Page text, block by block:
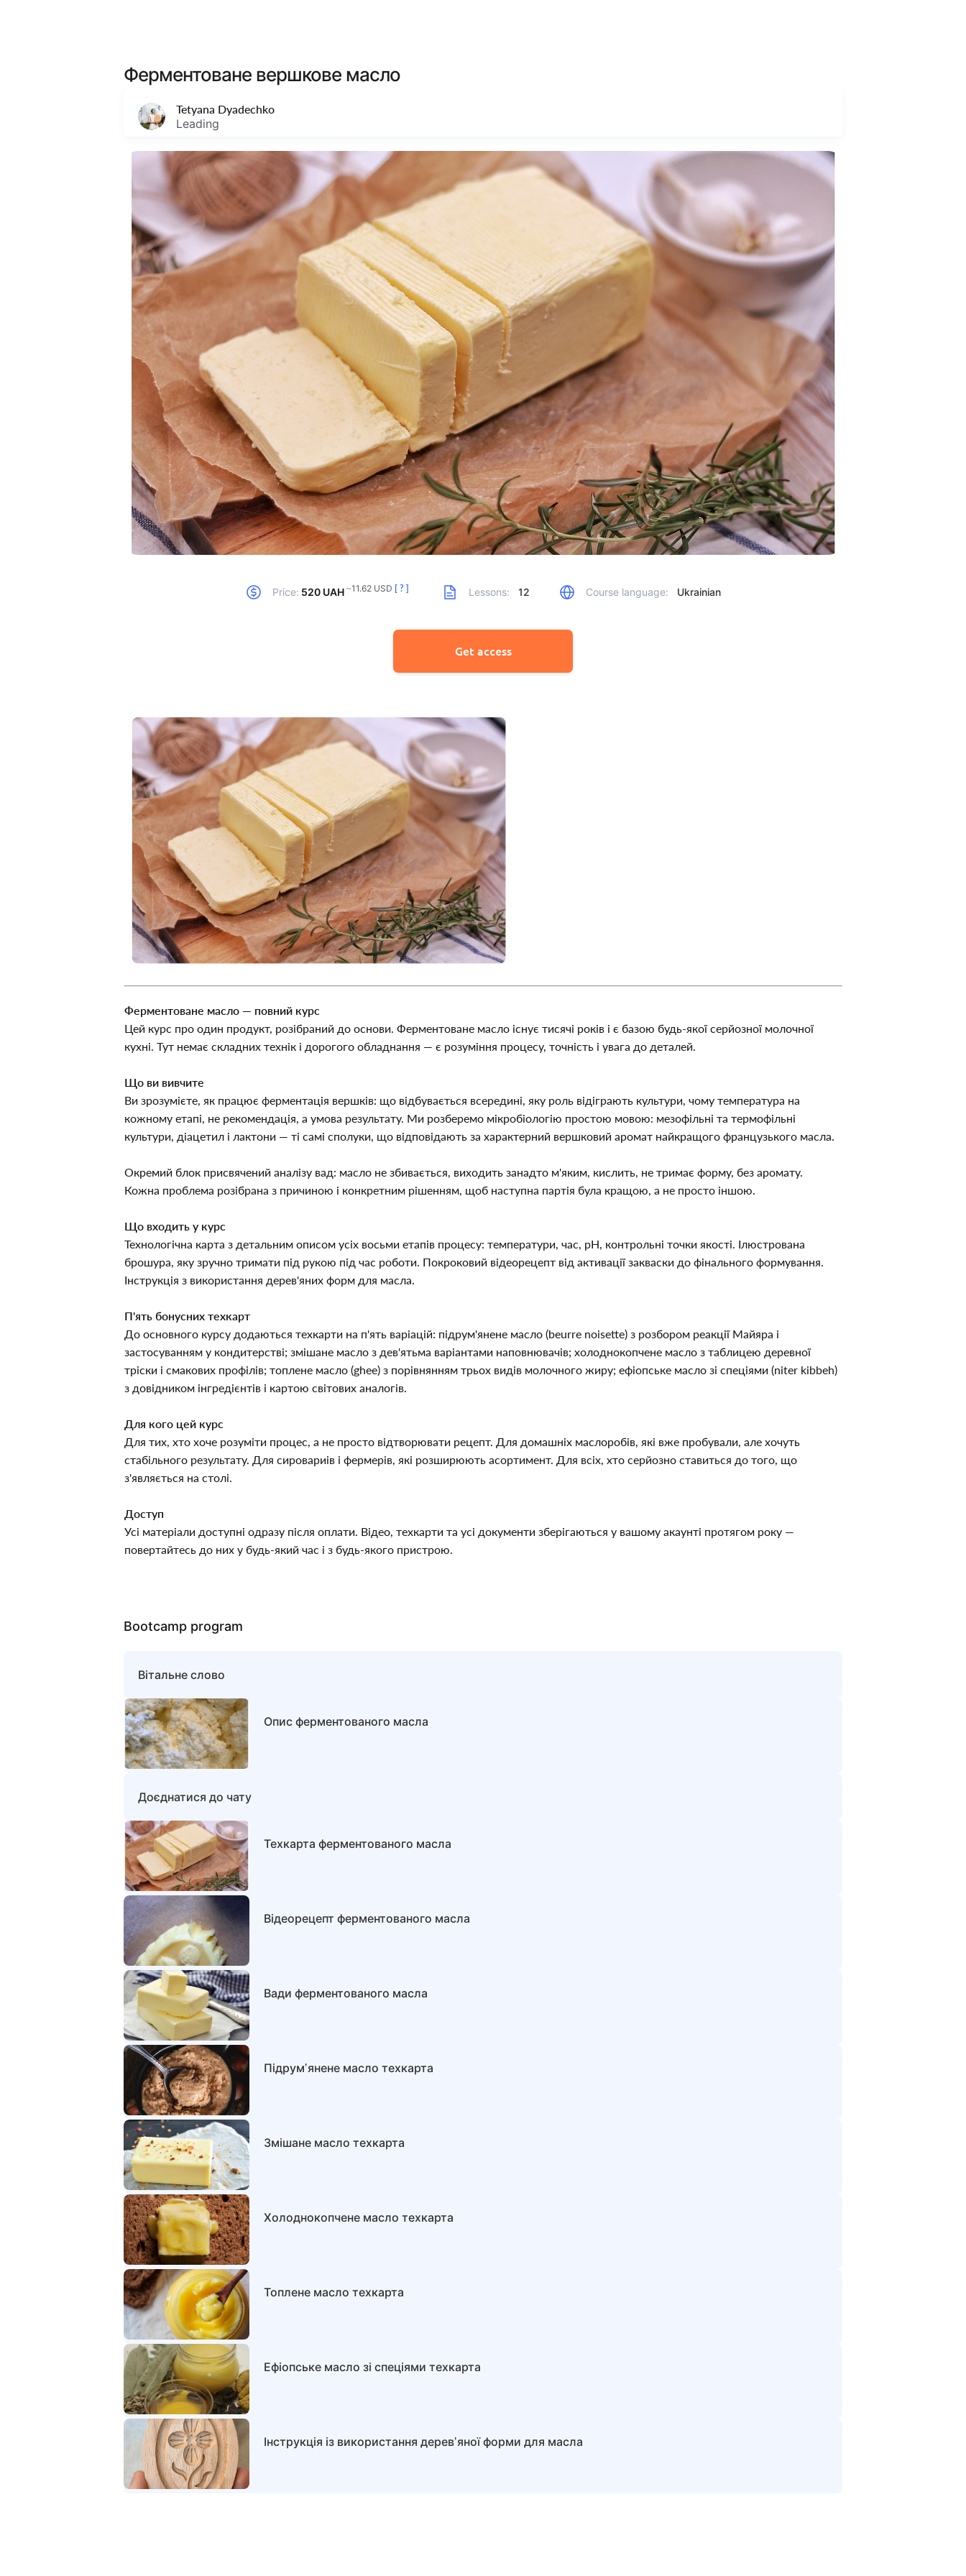
Ферментоване вершкове масло
Tetyana Dyadechko
Leading
Price: 520 UAH ~11.62 USD [ ? ] Lessons: 12 Course language: Ukrainian
Get access
Ферментоване масло — повний курс
Цей курс про один продукт, розібраний до основи. Ферментоване масло існує тисячі років і є базою будь-якої серйозної молочної
кухні. Тут немає складних технік і дорогого обладнання — є розуміння процесу, точність і увага до деталей.
Що ви вивчите
Ви зрозумієте, як працює ферментація вершків: що відбувається всередині, яку роль відіграють культури, чому температура на
кожному етапі, не рекомендація, а умова результату. Ми розберемо мікробіологію простою мовою: мезофільні та термофільні
культури, діацетил і лактони — ті самі сполуки, що відповідають за характерний вершковий аромат найкращого французького масла.
Окремий блок присвячений аналізу вад: масло не збивається, виходить занадто м'яким, кислить, не тримає форму, без аромату.
Кожна проблема розібрана з причиною і конкретним рішенням, щоб наступна партія була кращою, а не просто іншою.
Що входить у курс
Технологічна карта з детальним описом усіх восьми етапів процесу: температури, час, pH, контрольні точки якості. Ілюстрована
брошура, яку зручно тримати під рукою під час роботи. Покроковий відеорецепт від активації закваски до фінального формування.
Інструкція з використання дерев'яних форм для масла.
П'ять бонусних техкарт
До основного курсу додаються техкарти на п'ять варіацій: підрум'янене масло (beurre noisette) з розбором реакції Майяра і
застосуванням у кондитерстві; змішане масло з дев'ятьма варіантами наповнювачів; холоднокопчене масло з таблицею деревної
тріски і смакових профілів; топлене масло (ghee) з порівнянням трьох видів молочного жиру; ефіопське масло зі спеціями (niter kibbeh)
з довідником інгредієнтів і картою світових аналогів.
Для кого цей курс
Для тих, хто хоче розуміти процес, а не просто відтворювати рецепт. Для домашніх маслоробів, які вже пробували, але хочуть
стабільного результату. Для сировариів і фермерів, які розширюють асортимент. Для всіх, хто серйозно ставиться до того, що
з'являється на столі.
Доступ
Усі матеріали доступні одразу після оплати. Відео, техкарти та усі документи зберігаються у вашому акаунті протягом року —
повертайтесь до них у будь-який час і з будь-якого пристрою.
Bootcamp program
Вітальне слово
Опис ферментованого масла
Доєднатися до чату
Техкарта ферментованого масла
Відеорецепт ферментованого масла
Вади ферментованого масла
Підрумʼянене масло техкарта
Змішане масло техкарта
Холоднокопчене масло техкарта
Топлене масло техкарта
Ефіопське масло зі спеціями техкарта
Інструкція із використання деревʼяної форми для масла